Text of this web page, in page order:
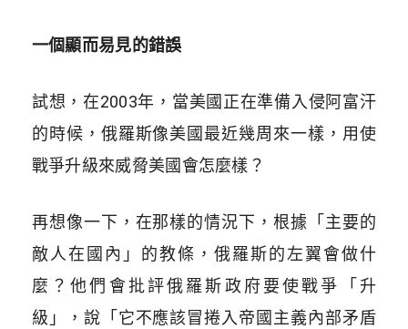
一個顯而易見的錯誤
試想，在2003年，當美國正在準備入侵阿富汗
的時候，俄羅斯像美國最近幾周來一樣，用使
戰爭升級來威脅美國會怎麼樣？
再想像一下，在那樣的情況下，根據「主要的
敵人在國內」的教條，俄羅斯的左翼會做什
麼？他們會批評俄羅斯政府要使戰爭「升
級」，說「它不應該冒捲入帝國主義內部矛盾